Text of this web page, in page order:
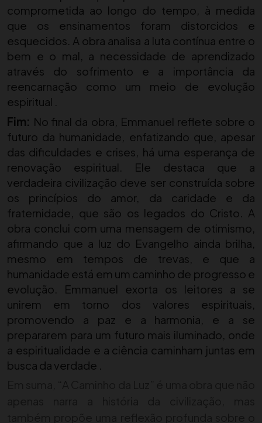
comprometida ao longo do tempo, à medida
que os ensinamentos foram distorcidos e
esquecidos. A obra analisa a luta contínua entre o
bem e o mal, a necessidade de aprendizado
através do sofrimento e a importância da
reencarnação como um meio de evolução
espiritual .
Fim: No final da obra, Emmanuel reflete sobre o
futuro da humanidade, enfatizando que, apesar
das dificuldades e crises, há uma esperança de
renovação espiritual. Ele destaca que a
verdadeira civilização deve ser construída sobre
os princípios do amor, da caridade e da
fraternidade, que são os legados do Cristo. A
obra conclui com uma mensagem de otimismo,
afirmando que a luz do Evangelho ainda brilha,
mesmo em tempos de trevas, e que a
humanidade está em um caminho de progresso e
evolução. Emmanuel exorta os leitores a se
unirem em torno dos valores espirituais,
promovendo a paz e a harmonia, e a se
prepararem para um futuro mais iluminado, onde
a espiritualidade e a ciência caminham juntas em
busca da verdade .